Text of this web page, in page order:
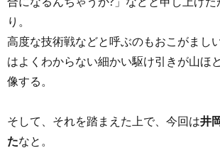
り。
高度な技術戦などと呼ぶのもおこがまし
はよくわからない細かい駆け引きが山ほ
像する。
そして、それを踏まえた上で、今回は井
たなと。